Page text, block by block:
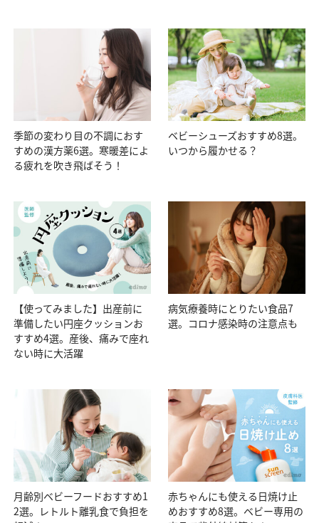
季節の変わり目の不調におす
すめの漢方薬6選。寒暖差によ
る疲れを吹き飛ばそう！
ベビーシューズおすすめ8選。
いつから履かせる？
【使ってみました】出産前に
準備したい円座クッションお
すすめ4選。産後、痛みで座れ
ない時に大活躍
病気療養時にとりたい食品7
選。コロナ感染時の注意点も
月齢別ベビーフードおすすめ1
2選。レトルト離乳食で負担を
赤ちゃんにも使える日焼け止
めおすすめ8選。ベビー専用の